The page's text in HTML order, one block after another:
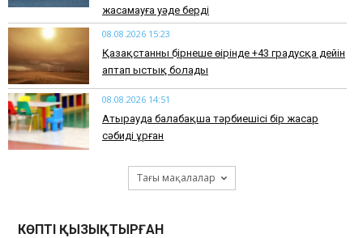
жасамауға уәде берді
08.08.2026 15:23
Қазақстанның бірнеше өңірінде +43 градусқа дейін
аптап ыстық болады
08.08.2026 14:51
Атырауда балабақша тәрбиешісі бір жасар
сәбиді ұрған
Тағы мақалалар
КӨПТІ ҚЫЗЫҚТЫРҒАН